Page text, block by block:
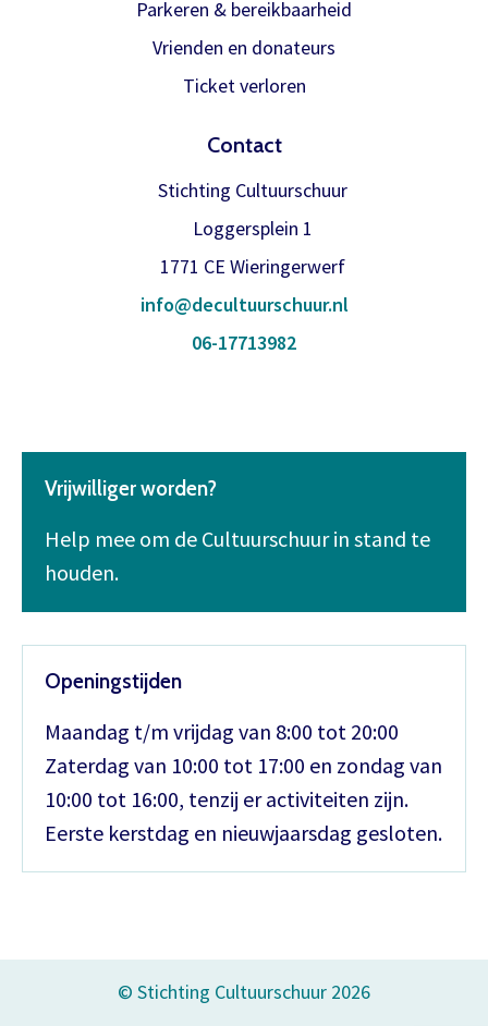
Parkeren & bereikbaarheid
Vrienden en donateurs
Ticket verloren
Contact
Stichting Cultuurschuur
Loggersplein 1
1771 CE Wieringerwerf
info@decultuurschuur.nl
06-17713982
Vrijwilliger worden?
Help mee om de Cultuurschuur in stand te
houden.
Openingstijden
Maandag t/m vrijdag van 8:00 tot 20:00
Zaterdag van 10:00 tot 17:00 en zondag van
10:00 tot 16:00, tenzij er activiteiten zijn.
Eerste kerstdag en nieuwjaarsdag gesloten.
© Stichting Cultuurschuur 2026